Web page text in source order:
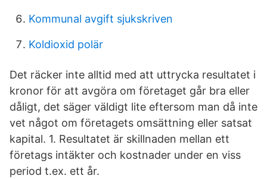
Kommunal avgift sjukskriven
Koldioxid polär
Det räcker inte alltid med att uttrycka resultatet i
kronor för att avgöra om företaget går bra eller
dåligt, det säger väldigt lite eftersom man då inte
vet något om företagets omsättning eller satsat
kapital. 1. Resultatet är skillnaden mellan ett
företags intäkter och kostnader under en viss
period t.ex. ett år.